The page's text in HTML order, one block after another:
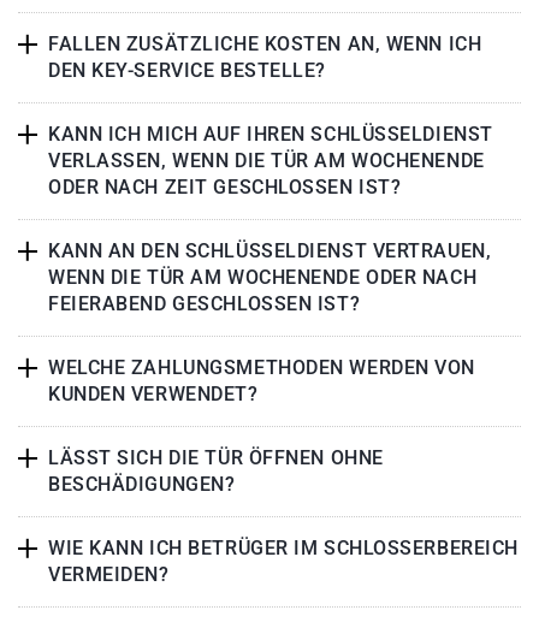
FALLEN ZUSÄTZLICHE KOSTEN AN, WENN ICH
DEN KEY-SERVICE BESTELLE?
KANN ICH MICH AUF IHREN SCHLÜSSELDIENST
VERLASSEN, WENN DIE TÜR AM WOCHENENDE
ODER NACH ZEIT GESCHLOSSEN IST?
KANN AN DEN SCHLÜSSELDIENST VERTRAUEN,
WENN DIE TÜR AM WOCHENENDE ODER NACH
FEIERABEND GESCHLOSSEN IST?
WELCHE ZAHLUNGSMETHODEN WERDEN VON
KUNDEN VERWENDET?
LÄSST SICH DIE TÜR ÖFFNEN OHNE
BESCHÄDIGUNGEN?
WIE KANN ICH BETRÜGER IM SCHLOSSERBEREICH
VERMEIDEN?